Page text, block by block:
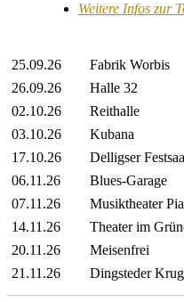
Weitere Infos zur
25.09.26 Fabrik Worbis
26.09.26
Halle 32
02.10.26
Reithalle
03.10.26
Kubana
17.10.26
Delligser
06.11.26
Blues-Garage
07.11.26
Musiktheater
14.11.26
Theater im
20.11.26
Meisenfrei
21.11.26
Dingsteder Krug